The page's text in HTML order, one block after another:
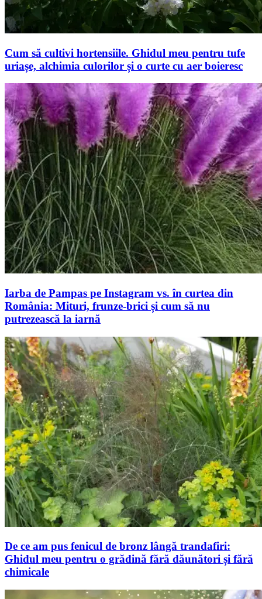
Cum să cultivi hortensiile. Ghidul meu pentru tufe
uriașe, alchimia culorilor și o curte cu aer boieresc
Iarba de Pampas pe Instagram vs. în curtea din
România: Mituri, frunze-brici și cum să nu
putrezească la iarnă
De ce am pus fenicul de bronz lângă trandafiri:
Ghidul meu pentru o grădină fără dăunători și fără
chimicale